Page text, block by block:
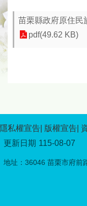
苗栗縣政府原住民
pdf(49.62 KB)
隱私權宣告 版權宣告
更新日期 115-08-07
地址：36046 苗栗市府前